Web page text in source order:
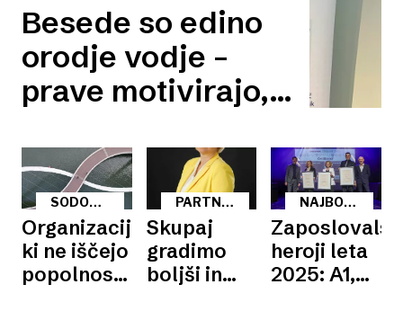
Besede so edino
orodje vodje –
prave motivirajo,
prizadenejo in
blokirajo
ustvarjalnost
SODOBNA
PODJETJA
Organizacije,
ki ne iščejo
popolnosti,
PARTNERJI
ZLATE
NITI
2025
Skupaj
gradimo
boljši in
NAJBOLJŠI
ZAPOSLOVALCI
SLOVENIJE
heroji leta
2025: A1,